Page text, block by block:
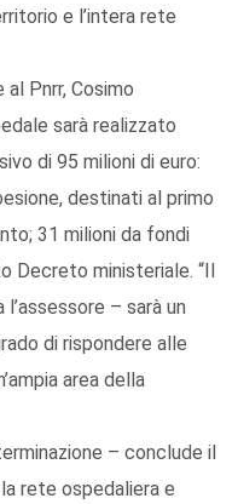
e l’intera rete
al Pnrr, Cosimo
sarà realizzato
di 95 milioni di euro:
destinati al primo
31 milioni da fondi
Decreto ministeriale. “Il
– sarà un
di rispondere alle
area della
– conclude il
rete ospedaliera e